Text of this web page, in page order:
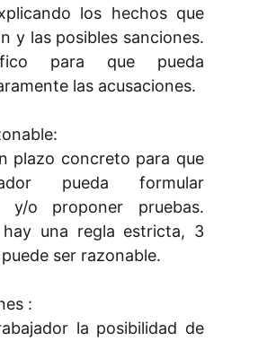
los hechos que
y las posibles sanciones.
para que pueda
las acusaciones.
plazo concreto para que
pueda formular
y/o proponer pruebas.
hay una regla estricta, 3
ser razonable.
:
la posibilidad de